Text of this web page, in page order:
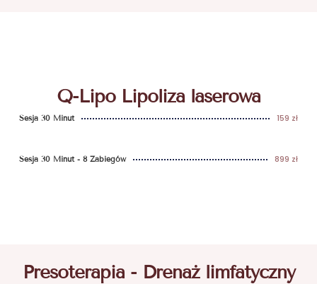
Q-Lipo Lipoliza laserowa
Sesja 30 Minut 159 zł
Sesja 30 Minut - 8 Zabiegów 899 zł
Presoterapia - Drenaż limfatyczny